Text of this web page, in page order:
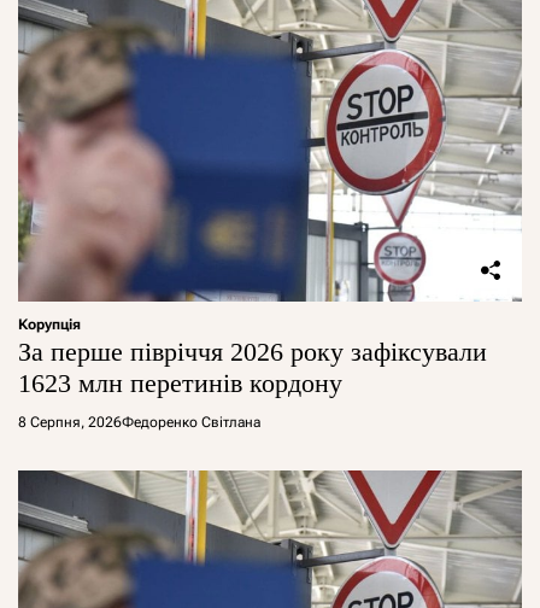
Корупція
За перше півріччя 2026 року зафіксували
1623 млн перетинів кордону
8 Серпня, 2026Федоренко Світлана